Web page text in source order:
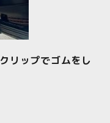
クリップでゴムをし